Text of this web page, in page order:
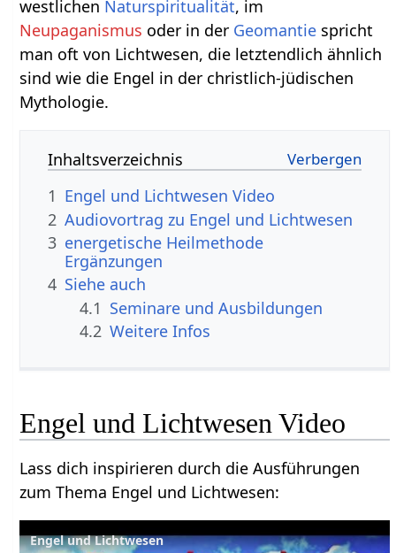
westlichen Naturspiritualität, im
Neupaganismus oder in der Geomantie spricht
man oft von Lichtwesen, die letztendlich ähnlich
sind wie die Engel in der christlich-jüdischen
Mythologie.
Inhaltsverzeichnis
1 Engel und Lichtwesen Video
2 Audiovortrag zu Engel und Lichtwesen
3 energetische Heilmethode
Ergänzungen
4 Siehe auch
4.1 Seminare und Ausbildungen
4.2 Weitere Infos
Engel und Lichtwesen Video
Lass dich inspirieren durch die Ausführungen
zum Thema Engel und Lichtwesen:
Engel und Lichtwesen